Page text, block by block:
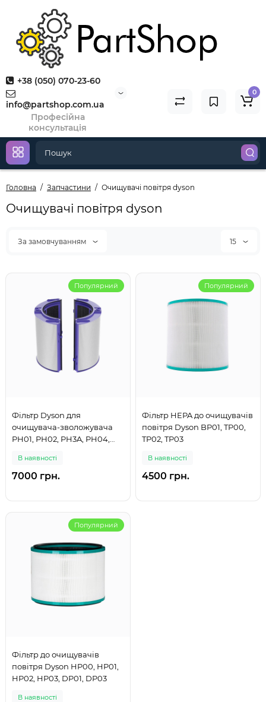
+38 (050) 070-23-60
info@partshop.com.ua
Професійна
консультація
0
Головна Запчастини Очищувачі повітря dyson
Очищувачі повітря dyson
За замовчуванням 15
Популярний
Фільтр Dyson для
очищувача-зволожувача
PH01, РН02, PH3A, PH04,
В наявності
7000 грн.
Популярний
Фільтр HEPA до очищувачів
повітря Dyson BP01, TP00,
TP02, TP03
В наявності
4500 грн.
Популярний
Фільтр до очищувачів
повітря Dyson HP00, HP01,
HP02, HP03, DP01, DP03
В наявності